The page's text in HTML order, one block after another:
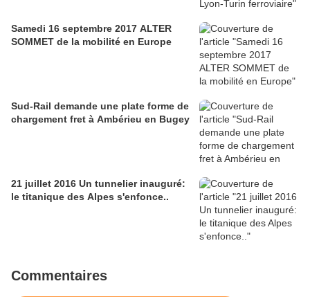
Samedi 16 septembre 2017 ALTER
SOMMET de la mobilité en Europe
Sud-Rail demande une plate forme de
chargement fret à Ambérieu en Bugey
21 juillet 2016 Un tunnelier inauguré:
le titanique des Alpes s'enfonce..
Commentaires